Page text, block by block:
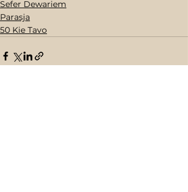
Sefer Dewariem
Parasja
50 Kie Tavo